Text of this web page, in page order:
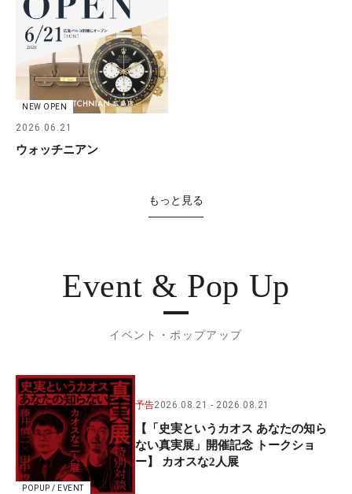
NEW OPEN
2026.06.21
ウォッチニアン
もっと見る
Event & Pop Up
イベント・ポップアップ
POPUP / EVENT
予告2026.08.21 2026.08.21
【「史実というカオス あなたの知ら
ない真実展」開催記念 トークショ
ー】 カオスな2人展